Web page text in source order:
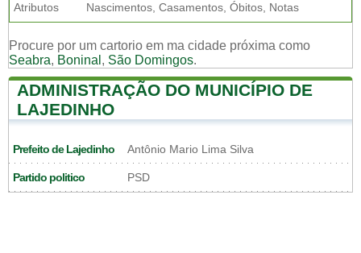
Atributos Nascimentos, Casamentos, Óbitos, Notas
Procure por um cartorio em ma cidade próxima como
Seabra, Boninal , São Domingos.
ADMINISTRAÇÃO DO MUNICÍPIO DE
LAJEDINHO
Prefeito de Lajedinho Antônio Mario Lima Silva
Partido politico PSD